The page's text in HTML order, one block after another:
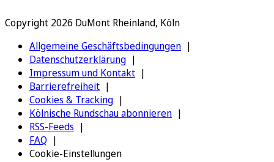
Copyright 2026 DuMont Rheinland, Köln
Allgemeine Geschäftsbedingungen
Datenschutzerklärung
Impressum und Kontakt
Barrierefreiheit
Cookies & Tracking
Kölnische Rundschau abonnieren
RSS-Feeds
FAQ
Cookie-Einstellungen